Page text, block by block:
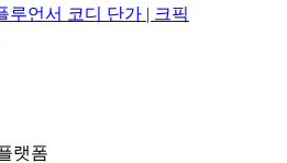
루언서 코디 단가 | 크픽
랫폼